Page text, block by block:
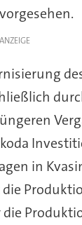
ANZEIGE
in
die